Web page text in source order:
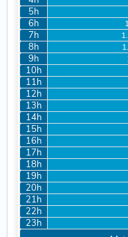
5h
6h
7h
8h
9h
10h
11h
12h
13h
14h
15h
16h
17h
18h
19h
20h
21h
22h
23h